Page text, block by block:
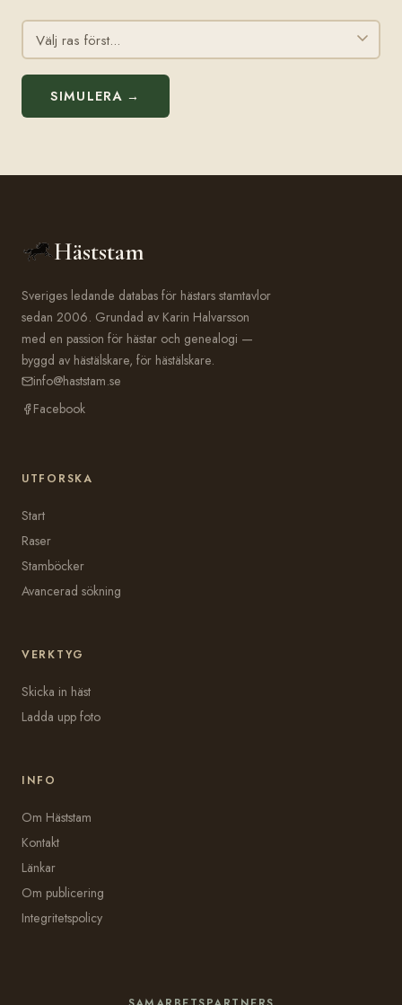
SIMULERA →
Häststam
Sveriges ledande databas för hästars stamtavlor
sedan 2006. Grundad av Karin Halvarsson
med en passion för hästar och genealogi —
byggd av hästälskare, för hästälskare.
info@haststam.se
Facebook
UTFORSKA
Start
Raser
Stamböcker
Avancerad sökning
VERKTYG
Skicka in häst
Ladda upp foto
INFO
Om Häststam
Kontakt
Länkar
Om publicering
Integritetspolicy